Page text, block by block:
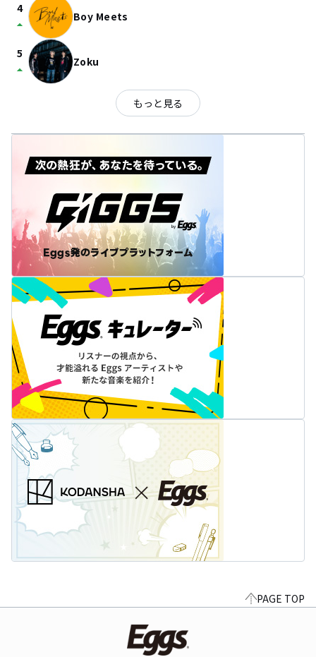
4
arrow_drop_up Boy Meets
5
arrow_drop_up Zoku
もっと見る
PAGE TOP